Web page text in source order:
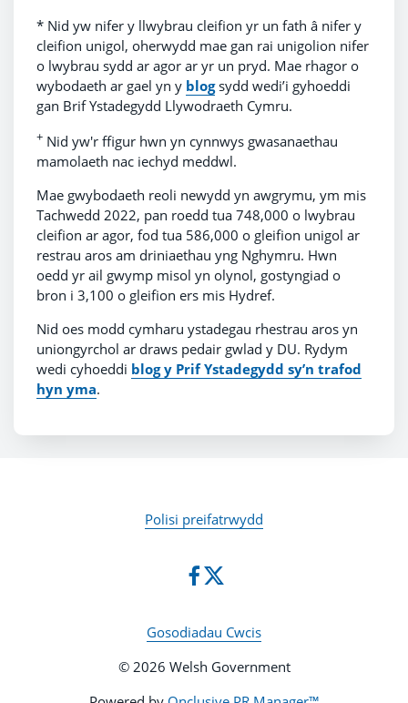
* Nid yw nifer y llwybrau cleifion yr un fath â nifer y
cleifion unigol, oherwydd mae gan rai unigolion nifer
o lwybrau sydd ar agor ar yr un pryd. Mae rhagor o
wybodaeth ar gael yn y blogsydd wedi’i gyhoeddi
gan Brif Ystadegydd Llywodraeth Cymru.
+ Nid yw'r ffigur hwn yn cynnwys gwasanaethau
mamolaeth nac iechyd meddwl.
Mae gwybodaeth reoli newydd yn awgrymu, ym mis
Tachwedd 2022, pan roedd tua 748,000 o lwybrau
cleifion ar agor, fod tua 586,000 o gleifion unigol ar
restrau aros am driniaethau yng Nghymru. Hwn
oedd yr ail gwymp misol yn olynol, gostyngiad o
bron i 3,100 o gleifion ers mis Hydref.
Nid oes modd cymharu ystadegau rhestrau aros yn
uniongyrchol ar draws pedair gwlad y DU. Rydym
wedi cyhoeddi blog y Prif Ystadegydd sy’n trafod
hyn yma.
Polisi preifatrwydd
Gosodiadau Cwcis
© 2026 Welsh Government